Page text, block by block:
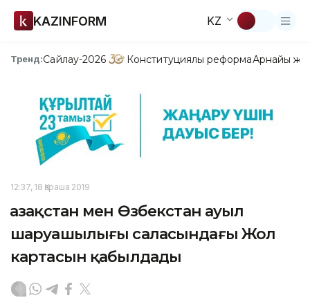
KAZINFORM KZ
Тренд:Сайлау-2026 Конституциялық реформаАрнайы
12:37, 18 Қараша 2019
Қазақстан мен Өзбекстан ауыл
шаруашылығы саласындағы Жол
картасын қабылдады